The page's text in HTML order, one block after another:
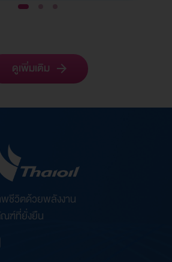
ดูเพิ่มเติม
ชีวิตด้วยพลังงาน
ณฑ์ที่ยั่งยืน